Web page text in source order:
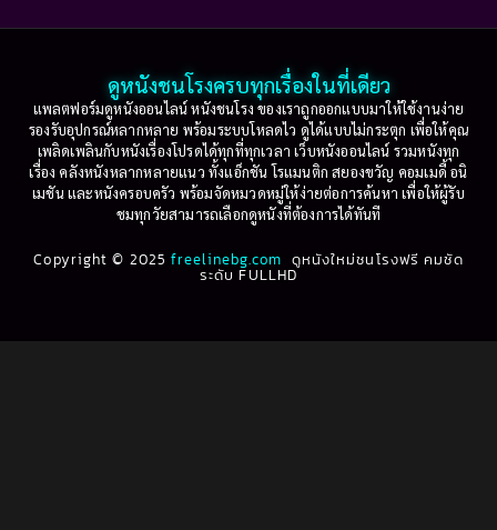
Based on Novel(16)
Betrayal(1)
Biography(3)
2003
2002
2001
2000
1999
1998
1997
1996
1995
1994
1993
1992
1991
1990
ดูหนังชนโรงครบทุกเรื่องในที่เดียว
แพลตฟอร์มดูหนังออนไลน์ หนังชนโรง ของเราถูกออกแบบมาให้ใช้งานง่าย
รองรับอุปกรณ์หลากหลาย พร้อมระบบโหลดไว ดูได้แบบไม่กระตุก เพื่อให้คุณ
เพลิดเพลินกับหนังเรื่องโปรดได้ทุกที่ทุกเวลา เว็บหนังออนไลน์ รวมหนังทุก
เรื่อง คลังหนังหลากหลายแนว ทั้งแอ็กชัน โรแมนติก สยองขวัญ คอมเมดี้ อนิ
เมชัน และหนังครอบครัว พร้อมจัดหมวดหมู่ให้ง่ายต่อการค้นหา เพื่อให้ผู้รับ
ชมทุกวัยสามารถเลือกดูหนังที่ต้องการได้ทันที
Copyright © 2025freelinebg.com ดูหนังใหม่ชนโรงฟรี คมชัด
ระดับ FULLHD